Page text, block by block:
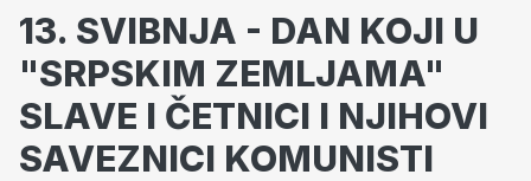
13. SVIBNJA - DAN KOJI U
"SRPSKIM ZEMLJAMA"
SLAVE I ČETNICI I NJIHOVI
SAVEZNICI KOMUNISTI